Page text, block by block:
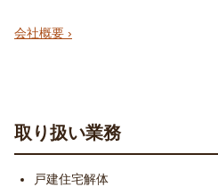
会社概要 ›
取り扱い業務
戸建住宅解体